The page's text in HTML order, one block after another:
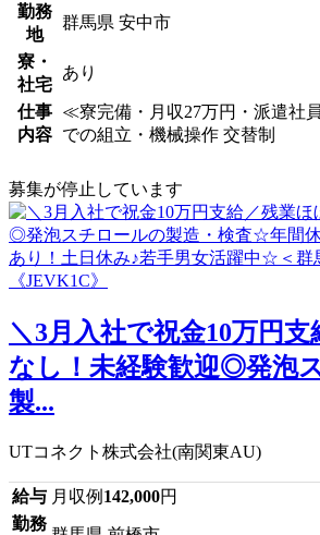
勤務
地
群馬県 安中市
寮・
社宅
あり
仕事
内容
≪寮完備・月収27万円・派遣社
での組立・機械操作 交替制
募集が停止しています
＼3月入社で祝金10万円
なし！未経験歓迎◎発泡
製...
UTコネクト株式会社(南関東AU)
給与 月収例 142,000円
勤務